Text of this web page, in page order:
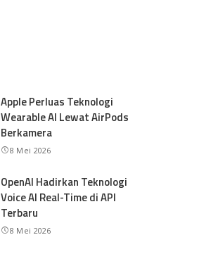
Apple Perluas Teknologi
Wearable AI Lewat AirPods
Berkamera
8 Mei 2026
OpenAI Hadirkan Teknologi
Voice AI Real-Time di API
Terbaru
8 Mei 2026